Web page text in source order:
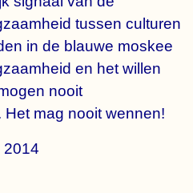
tussen culturen
in de blauwe moskee
en het willen
nooit
mag nooit wennen!